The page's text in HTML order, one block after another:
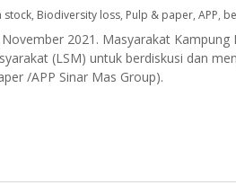
stock, Biodiversity loss, Pulp & paper, APP,
2021. Masyarakat
(LSM) untuk berdiskusi dan
/APP Sinar Mas Group).